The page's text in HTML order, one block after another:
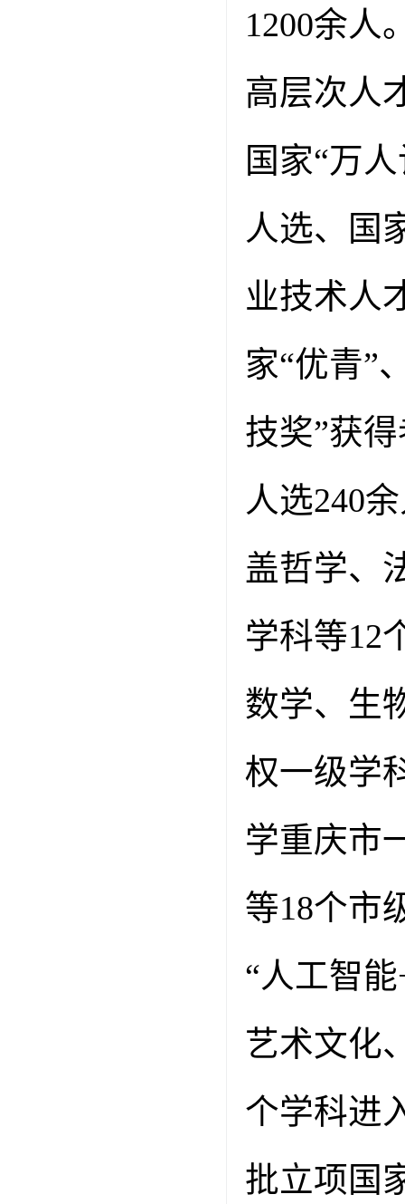
1200余人
高层次人
国家“万
人选、国
业技术人
家“优青”
技奖”获
人选240
盖哲学、
学科等12
数学、生
权一级学
学重庆市
等18个市
“人工智能
艺术文化
个学科进
批立项国